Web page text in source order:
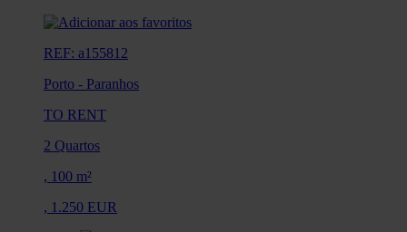
REF: a155812
Porto - Paranhos
TO RENT
2 Quartos
, 100 m²
, 1.250 EUR